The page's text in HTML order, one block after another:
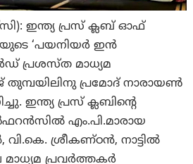
ഇന്ത്യ പ്രസ് ക്ലബ് ഓഫ്
‘പയനിയർ ഇൻ
പ്രശസ്ത മാധ്യമ
പ്രമോദ് നാരായൺ
ഇന്ത്യ പ്രസ് ക്ലബിന്റെ
എം.പി.മാരായ
വി.കെ. ശ്രീകണ്ഠൻ, നാട്ടിൽ
പ്രവർത്തകർ